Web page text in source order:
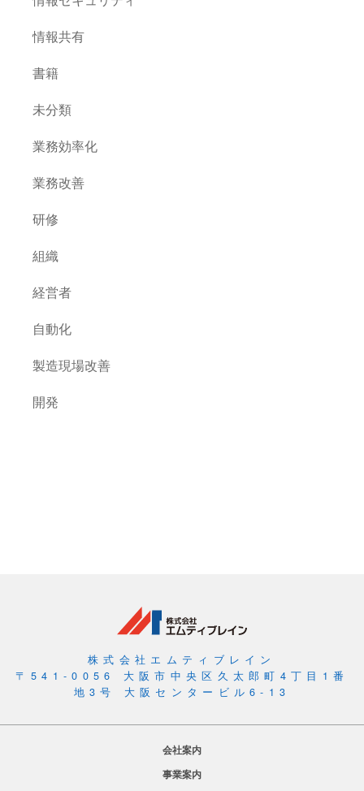
情報共有
書籍
未分類
業務効率化
業務改善
研修
組織
経営者
自動化
製造現場改善
開発
株式会社エムティブレイン
〒541-0056 大阪市中央区久太郎町4丁目1番
地3号 大阪センタービル6-13
会社案内
事業案内